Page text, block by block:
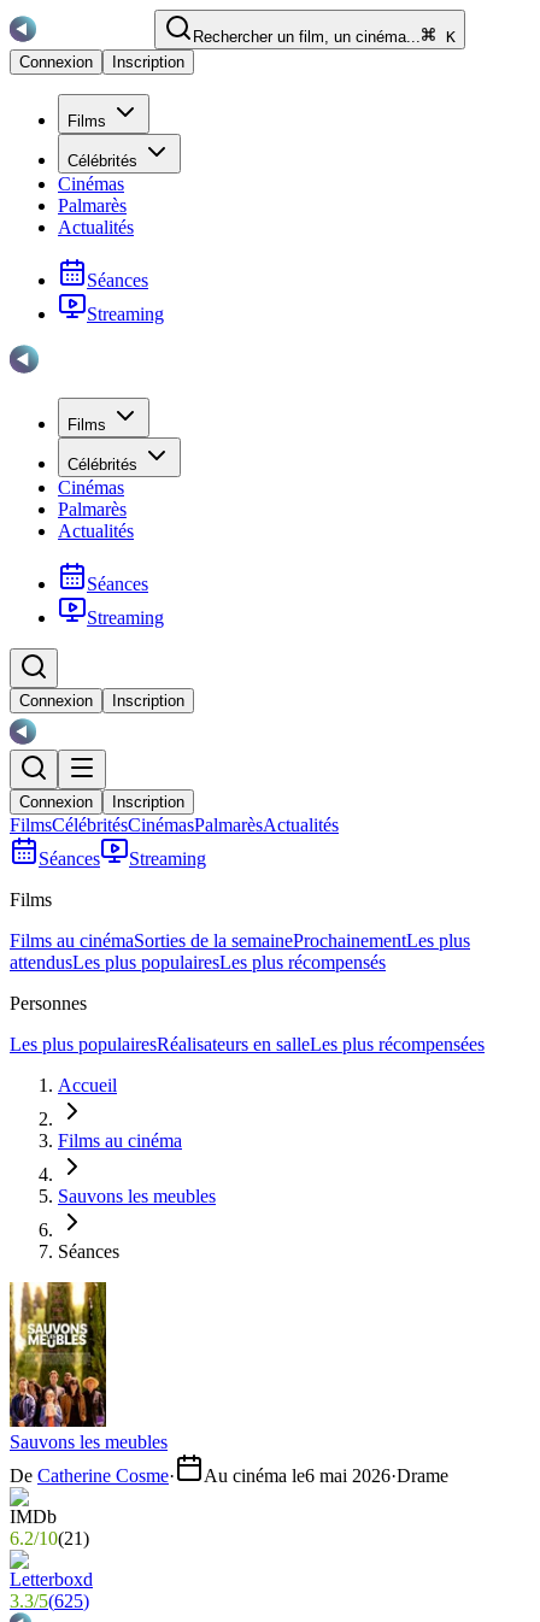
Rechercher un film, un cinéma...
K
Connexion
Inscription
Films
Célébrités
Cinémas
Palmarès
Actualités
Séances
Streaming
Films
Célébrités
Cinémas
Palmarès
Actualités
Séances
Streaming
Connexion Inscription
Connexion Inscription
FilmsCélébritésCinémasPalmarèsActualités
Séances
Streaming
Films
Films au cinémaSorties de la semaineProchainementLes plus
attendusLes plus populairesLes plus récompensés
Personnes
Les plus populairesRéalisateurs en salleLes plus récompensées
Accueil
Films au cinéma
Sauvons les meubles
Séances
Sauvons les meubles
De Catherine Cosme· Au cinéma le6 mai 2026·Drame
6.2/10(21)
3.3/5(625)